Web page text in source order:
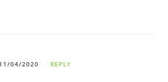
11/04/2020 REPLY